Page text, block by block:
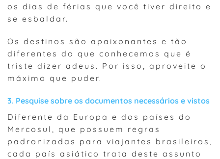
os dias de férias que você tiver direito e
se esbaldar.
Os destinos são apaixonantes e tão
diferentes do que conhecemos que é
triste dizer adeus. Por isso, aproveite o
máximo que puder.
3. Pesquise sobre os documentos necessários e vistos
Diferente da Europa e dos países do
Mercosul, que possuem regras
padronizadas para viajantes brasileiros,
cada país asiático trata deste assunto